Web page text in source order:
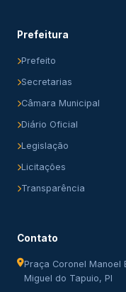
Prefeitura
Prefeito
Secretarias
Câmara Municipal
Diário Oficial
Legislação
Licitações
Transparência
Contato
Praça Coronel Manoel
Miguel do Tapuio, PI